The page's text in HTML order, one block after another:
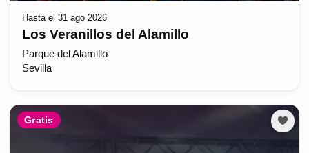
Hasta el 31 ago 2026
Los Veranillos del Alamillo
Parque del Alamillo
Sevilla
Gratis